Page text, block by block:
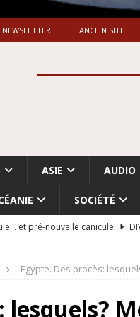
NEWSLETTER ANCIEN SITE
ASIE AUDIO
SOCIÉTÉ
et pré-nouvelle canicule
du nettoyage
ISRAËL
Egypte. Des procès:
lesquels?